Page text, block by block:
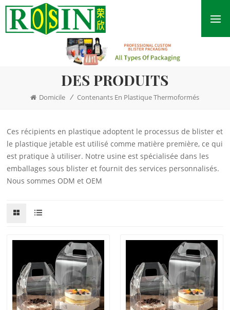
DES PRODUITS
Domicile / Contenants En Plastique Thermoformés
Ces récipients en plastique adoptent le processus de blister et
le plastique jetable est utilisé comme matière première, ce qui
est pratique à utiliser. Notre usine est spécialisée dans les
emballages sous blister et fournit des services personnalisés.
Nous sommes ODM et OEM